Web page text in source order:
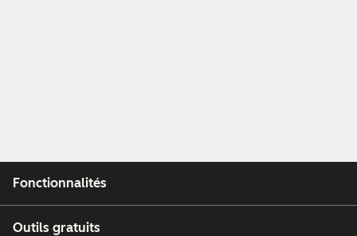
Fonctionnalités
Outils gratuits